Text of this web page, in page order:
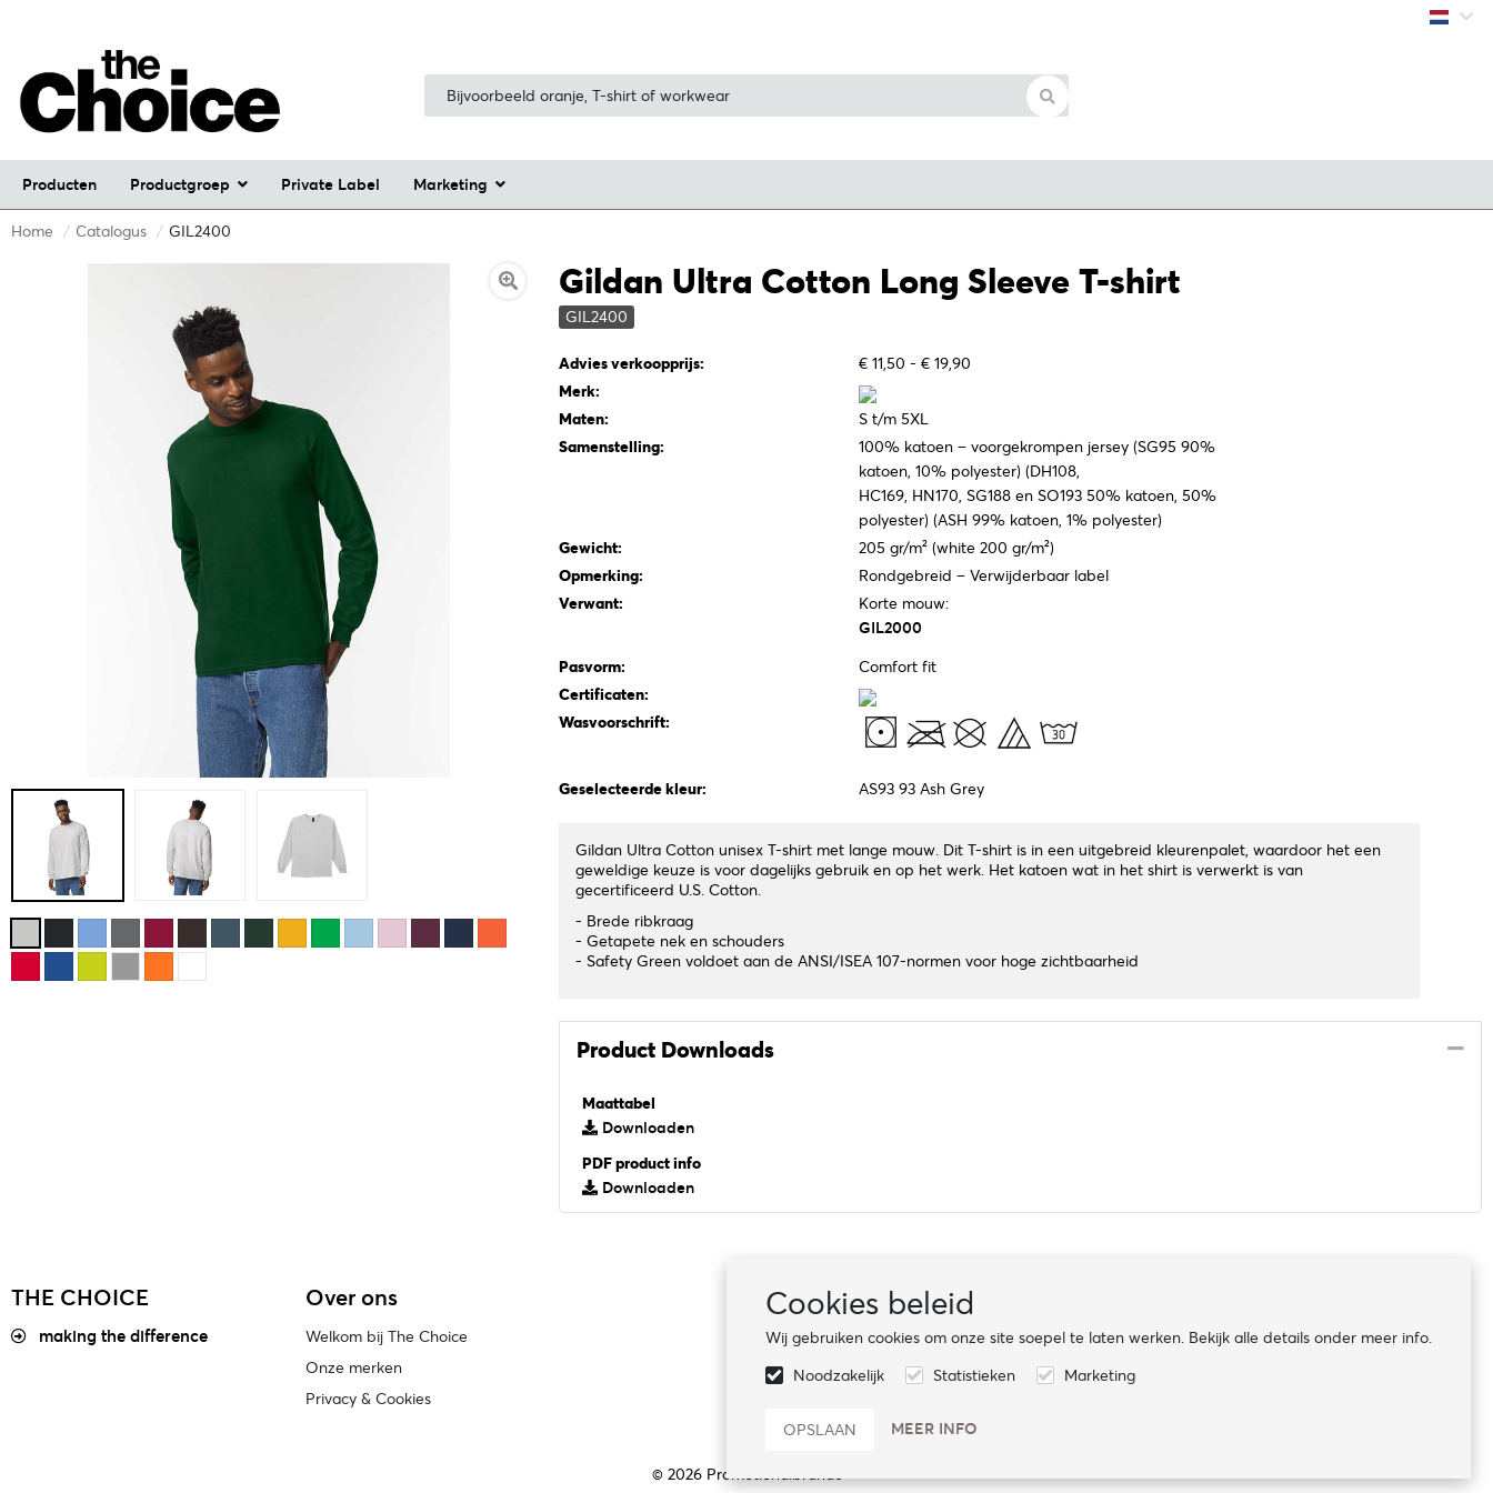
Cookies beleid
Wij gebruiken cookies om onze site soepel te laten werken. Bekijk alle details onder meer info.
Noodzakelijk
Statistieken Marketing
MEER INFO
Producten Productgroep Private Label Marketing
Home Catalogus GIL2400
Gildan Ultra Cotton Long Sleeve T-shirt
GIL2400
Advies verkoopprijs:
€ 11,50 - € 19,90
Merk:
Maten:
S t/m 5XL
Samenstelling:
100% katoen – voorgekrompen jersey (SG95 90%
katoen, 10% polyester) (DH108,
HC169, HN170, SG188 en SO193 50% katoen, 50%
polyester) (ASH 99% katoen, 1% polyester)
Gewicht:
205 gr/m² (white 200 gr/m²)
Opmerking:
Rondgebreid – Verwijderbaar label
Verwant:
Korte mouw:
GIL2000
Pasvorm:
Comfort fit
Certificaten:
Wasvoorschrift:
Geselecteerde kleur: AS93 93 Ash Grey
Gildan Ultra Cotton unisex T-shirt met lange mouw. Dit T-shirt is in een uitgebreid kleurenpalet, waardoor het een
geweldige keuze is voor dagelijks gebruik en op het werk. Het katoen wat in het shirt is verwerkt is van
gecertificeerd U.S. Cotton.
- Brede ribkraag
- Getapete nek en schouders
- Safety Green voldoet aan de ANSI/ISEA 107-normen voor hoge zichtbaarheid
Product Downloads
Maattabel
Downloaden
PDF product info
Downloaden
THE CHOICE
making the difference
Over ons
Welkom bij The Choice
Onze merken
Privacy & Cookies
Duurzaam
Bewust ondernemen
Certificaten
© 2026 Promotionalbrands